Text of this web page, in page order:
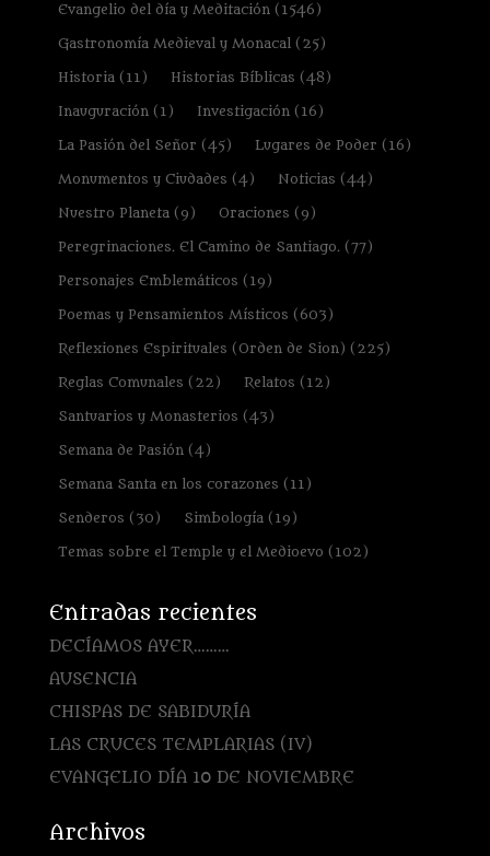
Evangelio del día y Meditación(1546)
Gastronomía Medieval y Monacal(25)
Historia(11) Historias Bíblicas (48)
Inauguración(1) Investigación(16)
La Pasión del Señor (45) Lugares de Poder (16)
Monumentos y Ciudades (4) Noticias (44)
Nuestro Planeta(9) Oraciones (9)
Peregrinaciones. El Camino de Santiago.(77)
Personajes Emblemáticos (19)
Poemas y Pensamientos Místicos (603)
Reflexiones Espirituales (Orden de Sion) (225)
Reglas Comunales (22) Relatos (12)
Santuarios y Monasterios (43)
Semana de Pasión(4)
Semana Santa en los corazones (11)
Senderos (30) Simbología(19)
Temas sobre el Temple y el Medioevo (102)
Entradas recientes
DECÍAMOS AYER………
AUSENCIA
CHISPAS DE SABIDURÍA
LAS CRUCES TEMPLARIAS (IV)
EVANGELIO DÍA 10 DE NOVIEMBRE
Archivos